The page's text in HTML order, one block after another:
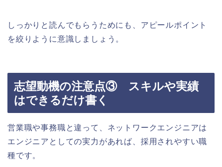
しっかりと読んでもらうためにも、アピールポイント
を絞りように意識しましょう。
志望動機の注意点③ スキルや実績
はできるだけ書く
営業職や事務職と違って、ネットワークエンジニアは
エンジニアとしての実力があれば、採用されやすい職
種です。